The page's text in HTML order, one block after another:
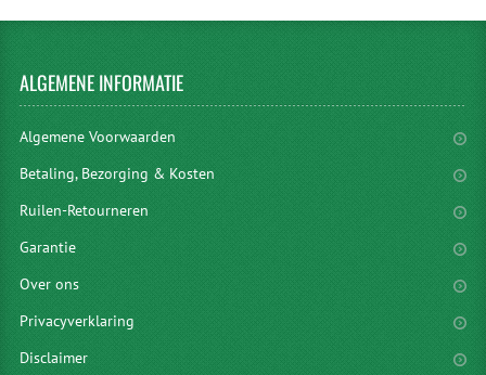
ALGEMENEINFORMATIE
Algemene Voorwaarden
Betaling, Bezorging & Kosten
Ruilen-Retourneren
Garantie
Over ons
Privacyverklaring
Disclaimer